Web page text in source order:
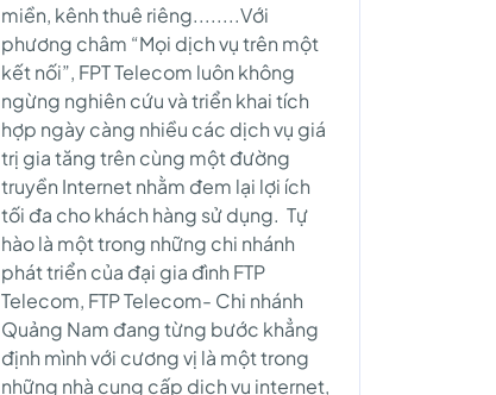
miền, kênh thuê riêng........Với
phương châm “Mọi dịch vụ trên một
kết nối”, FPT Telecom luôn không
ngừng nghiên cứu và triển khai tích
hợp ngày càng nhiều các dịch vụ giá
trị gia tăng trên cùng một đường
truyền Internet nhằm đem lại lợi ích
tối đa cho khách hàng sử dụng. Tự
hào là một trong những chi nhánh
phát triển của đại gia đình FTP
Telecom, FTP Telecom- Chi nhánh
Quảng Nam đang từng bước khẳng
định mình với cương vị là một trong
những nhà cung cấp dịch vụ internet,